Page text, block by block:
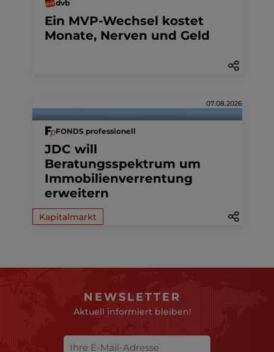
dvb
Ein MVP-Wechsel kostet
Monate, Nerven und Geld
07.08.2026
FONDS professionell
JDC will
Beratungsspektrum um
Immobilienverrentung
erweitern
Kapitalmarkt
NEWSLETTER
Aktuell informiert bleiben!